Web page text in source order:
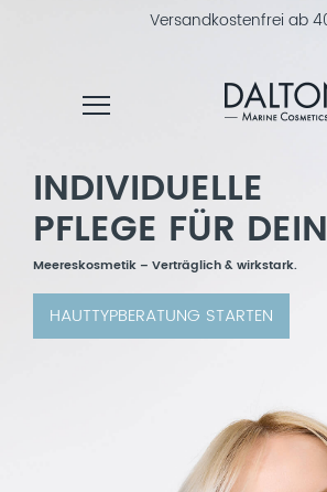
30 Tage Geld-zurück-
PRODUKTE
PFLEGELINIEN
NAHRUNGSERGÄNZUNG
PRODUKTFINDER
ÜBER
INDIVIDUELLE
PFLEGE FÜR
Meereskosmetik – Verträglich & wirkstark.
HAUTTYPBERATUNG STARTEN